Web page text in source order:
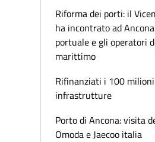
Riforma dei porti: il
ha incontrato ad
portuale e gli operatori
marittimo
Rifinanziati i 100
infrastrutture
Porto di Ancona: visita
Omoda e Jaecoo italia